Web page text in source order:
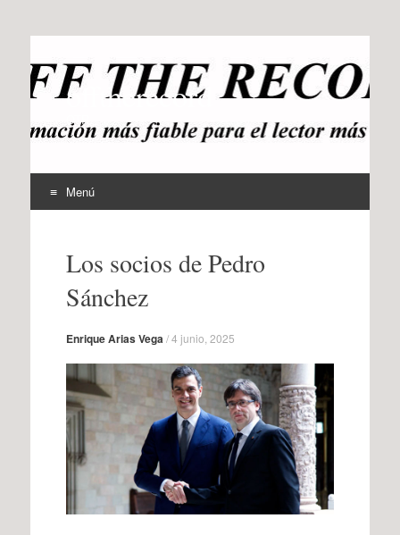
offtherecord
OTR
Menú
contenidoLos socios de Pedro
Sánchez
Enrique Arias Vega /4 junio, 2025